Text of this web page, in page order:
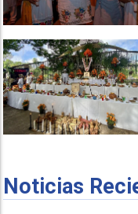
Noticias